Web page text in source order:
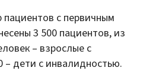
пациентов с первичным
3 500 пациентов, из
– взрослые с
– дети с инвалидностью.